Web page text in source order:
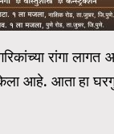
रांगा
आहे. आता हा